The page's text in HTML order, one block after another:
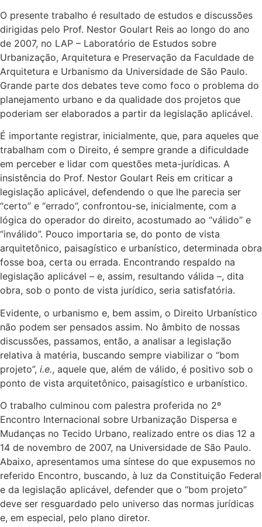
O presente trabalho é resultado de estudos e discussões
dirigidas pelo Prof. Nestor Goulart Reis ao longo do ano
de 2007, no LAP – Laboratório de Estudos sobre
Urbanização, Arquitetura e Preservação da Faculdade de
Arquitetura e Urbanismo da Universidade de São Paulo.
Grande parte dos debates teve como foco o problema do
planejamento urbano e da qualidade dos projetos que
poderiam ser elaborados a partir da legislação aplicável.
É importante registrar, inicialmente, que, para aqueles que
trabalham com o Direito, é sempre grande a dificuldade
em perceber e lidar com questões meta-jurídicas. A
insistência do Prof. Nestor Goulart Reis em criticar a
legislação aplicável, defendendo o que lhe parecia ser
“certo” e “errado”, confrontou-se, inicialmente, com a
lógica do operador do direito, acostumado ao “válido” e
“inválido”. Pouco importaria se, do ponto de vista
arquitetônico, paisagístico e urbanístico, determinada obra
fosse boa, certa ou errada. Encontrando respaldo na
legislação aplicável – e, assim, resultando válida –, dita
obra, sob o ponto de vista jurídico, seria satisfatória.
Evidente, o urbanismo e, bem assim, o Direito Urbanístico
não podem ser pensados assim. No âmbito de nossas
discussões, passamos, então, a analisar a legislação
relativa à matéria, buscando sempre viabilizar o “bom
projeto”, i.e., aquele que, além de válido, é positivo sob o
ponto de vista arquitetônico, paisagístico e urbanístico.
O trabalho culminou com palestra proferida no 2º
Encontro Internacional sobre Urbanização Dispersa e
Mudanças no Tecido Urbano, realizado entre os dias 12 a
14 de novembro de 2007, na Universidade de São Paulo.
Abaixo, apresentamos uma síntese do que expusemos no
referido Encontro, buscando, à luz da Constituição Federal
e da legislação aplicável, defender que o “bom projeto”
deve ser resguardado pelo universo das normas jurídicas
e, em especial, pelo plano diretor.